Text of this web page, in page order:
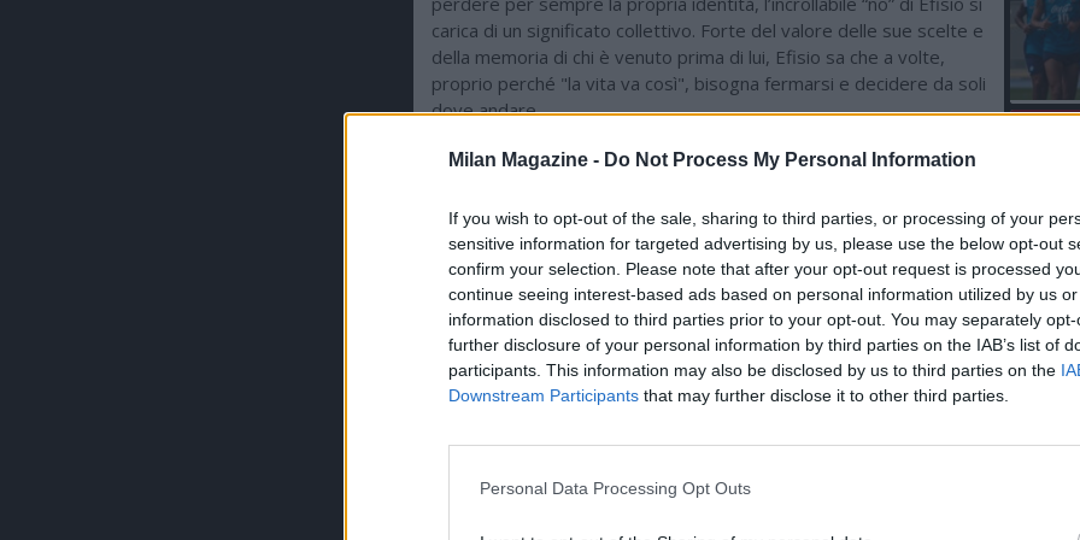
Milan Magazine - Do Not Process My Personal Information
If you wish to opt-out of the sale, sharing to third parties, or processing of your
sensitive information for targeted advertising by us, please use the below opt-out
confirm your selection. Please note that after your opt-out request is processed
continue seeing interest-based ads based on personal information utilized by us
information disclosed to third parties prior to your opt-out. You may separately
further disclosure of your personal information by third parties on the IAB’s list of
participants. This information may also be disclosed by us to third parties on the
Downstream Participants that may further disclose it to other third parties.
Personal Data Processing Opt Outs
carica di un significato collettivo. Forte del valore delle sue scelte e
della memoria di chi è venuto prima di lui, Efisio sa che a volte,
proprio perché "la vita va così", bisogna fermarsi e decidere da soli
dove andare.
03.08 17:30 - A MILANO - Funerali di
Don Antonio Mazzi, un lungo applauso
accoglie il feretro
20.07 14:11 - GIFFONI FILM FESTIVAL -
"Giochi di tutti", il documentario che
racconta la magia del TEAM26, i
13.07 15:52 - MUSICA - BRESH nel 2027
all'Ippodromo SNAI San Siro con il